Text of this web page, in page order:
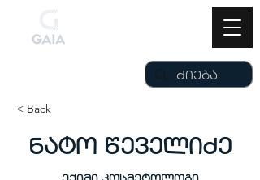
< Back
ნატო წეველიძე